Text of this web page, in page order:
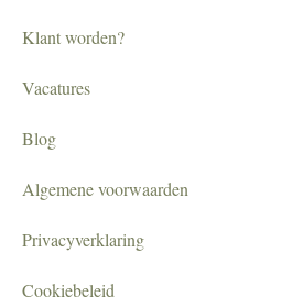
Klant worden?
Vacatures
Blog
Algemene voorwaarden
Privacyverklaring
Cookiebeleid